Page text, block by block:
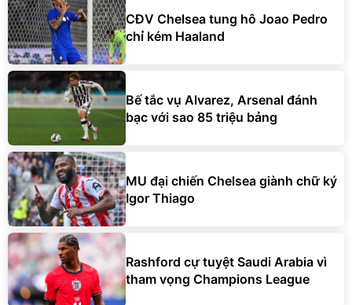
CĐV Chelsea tung hô Joao Pedro
chỉ kém Haaland
Bế tắc vụ Alvarez, Arsenal đánh
bạc với sao 85 triệu bảng
MU đại chiến Chelsea giành chữ ký
Igor Thiago
Rashford cự tuyệt Saudi Arabia vì
tham vọng Champions League